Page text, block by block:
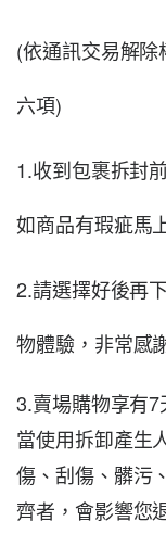
(依通訊交易解
六項)
1.收到包裹拆封
如商品有瑕疵馬
2.請選擇好後再
物體驗，非常感
3.賣場購物享有
當使用拆卸產生
傷、刮傷、髒污
齊者，會影響您